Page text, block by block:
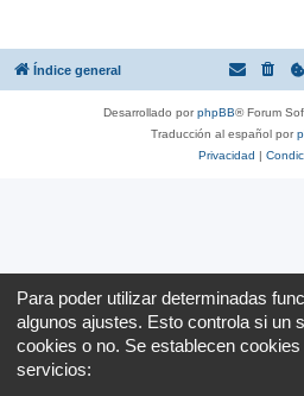
Índice general
Desarrollado porphpBB® Forum
Traducción al español por
Privacidad |
Para poder utilizar determinadas
algunos ajustes. Esto controla si un
cookies o no. Se establecen
servicios: